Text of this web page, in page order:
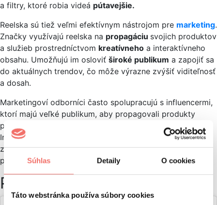
Súhlas Detaily O cookies
Táto webstránka používa súbory cookies
a filtry, ktoré robia videá pútavejšie.
Reelska sú tiež veľmi efektívnym nástrojom pre marketing.
Značky využívajú reelska na propagáciu svojich produktov
a služieb prostredníctvom kreatívneho a interaktívneho
obsahu. Umožňujú im osloviť široké publikum a zapojiť sa
do aktuálnych trendov, čo môže výrazne zvýšiť viditeľnosť
a dosah.
Marketingoví odborníci často spolupracujú s influencermi,
ktorí majú veľké publikum, aby propagovali produkty
prostredníctvom
Algoritmus
Instagramu totiž často uprednostňuje
reelska, čo
znamená, že videá majú potenciál dosiahnuť väčšie
publikum než bežné príspevky.
Príklad